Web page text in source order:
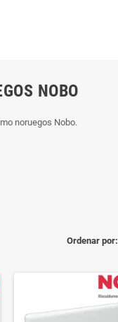
NOBO
noruegos Nobo.
Ordenar por: